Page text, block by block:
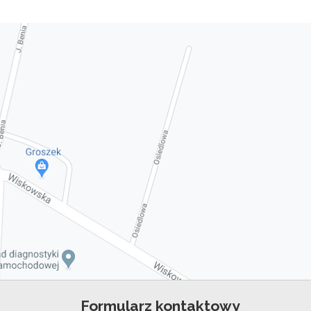
Formularz kontaktowy